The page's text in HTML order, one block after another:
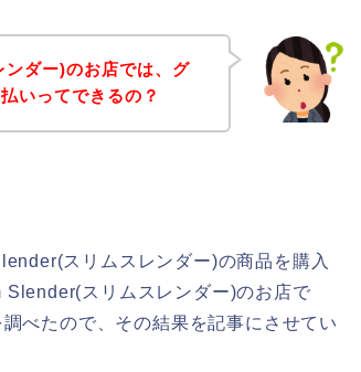
ダー)のお店では、グ
いってできるの？
スリムスレンダー)の商品を購入
スリムスレンダー)のお店で
べたので、その結果を記事にさせてい